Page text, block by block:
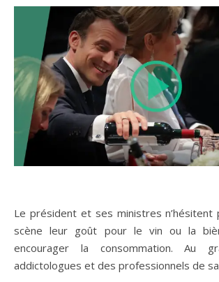
Le président et ses ministres
scène leur goût pour le vin ou la
encourager la consommation. Au
addictologues et des professionnels de